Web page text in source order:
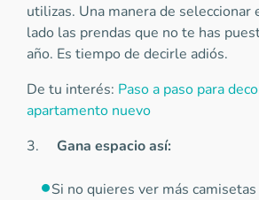
utilizas. Una manera de seleccionar
lado las prendas que no te has
año. Es tiempo de decirle adiós.
De tu interés: Paso a paso para
apartamento nuevo
3. Gana espacio así:
Si no quieres ver más